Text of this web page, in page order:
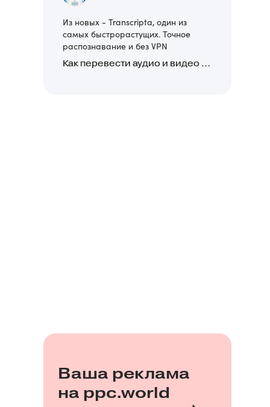
Из новых - Transcripta, один из
самых быстрорастущих. Точное
распознавание и без VPN
Как перевести аудио и видео в текст: обзор 24 нейросетей, программ и сервисов для транскрибации
Ваша реклама
на ppc.world